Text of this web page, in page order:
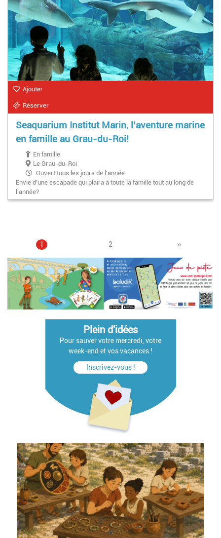
Ajouter
Réserver
Seaquarium Institut Marin, l’aventure marine
en famille au Grau-du-Roi!
En famille
Le Grau-du-Roi
Ouvert tous les jours de l'année
Envie d’une escapade qui plaira à toute la famille tout au long de
l'année?
Pagination
Page
1 Page
2
Page
››
Plein d'idées
Pour sauver votre mercredi, votre
week-end et vos vacances !
Inscrivez-vous !